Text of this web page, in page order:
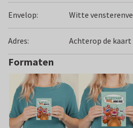
Envelop: Witte
Adres: Achterop de kaart
Formaten